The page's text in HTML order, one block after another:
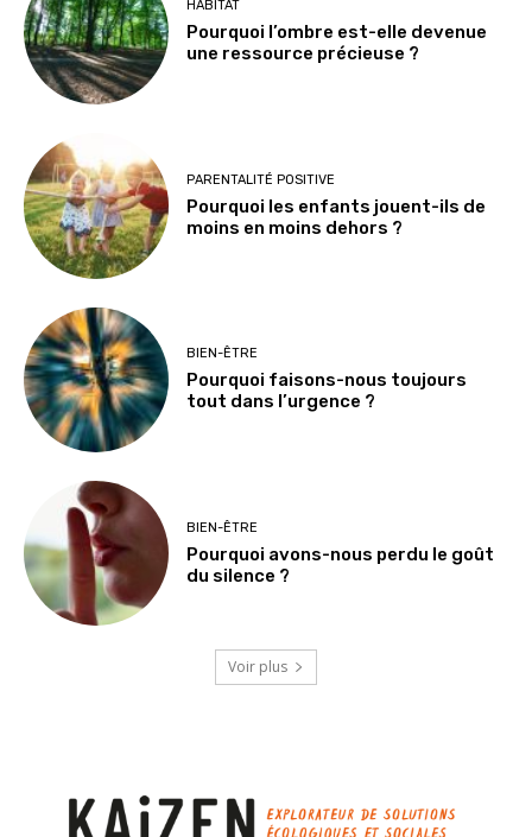
HABITAT
Pourquoi l’ombre est-elle devenue
une ressource précieuse ?
PARENTALITÉ POSITIVE
Pourquoi les enfants jouent-ils de
moins en moins dehors ?
BIEN-ÊTRE
Pourquoi faisons-nous toujours
tout dans l’urgence ?
BIEN-ÊTRE
Pourquoi avons-nous perdu le goût
du silence ?
Voir plus